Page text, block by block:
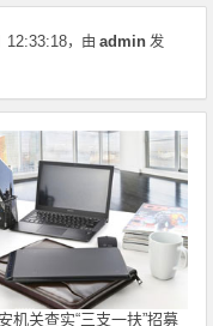
12:33:18，由admin 发
机关查实“三支一扶”招募